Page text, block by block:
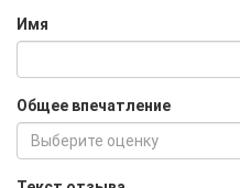
Имя
Общее впечатление
Выберите оценку